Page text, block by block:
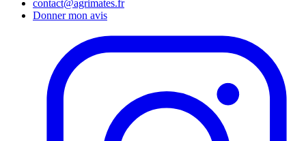
contact@agrimates.fr
Donner mon avis